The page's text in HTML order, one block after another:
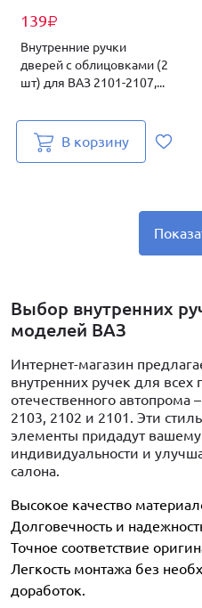
139₽
Внутренние ручки
дверей c облицовками (2
шт) для ВАЗ 2101-2107,...
В корзину
Выбор внутренних
моделей ВАЗ
Интернет-магазин
внутренних ручек для
отечественного автопрома
2103, 2102 и 2101. Эти
элементы придадут
индивидуальности и
салона.
Высокое качество
Долговечность и
Точное соответствие
Легкость монтажа без
доработок.